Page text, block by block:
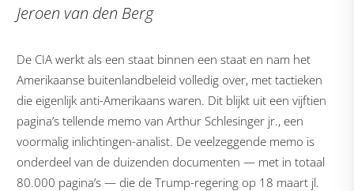
Jeroen van den Berg
De CIA werkt als een staat binnen een staat en nam het
Amerikaanse buitenlandbeleid volledig over, met tactieken
die eigenlijk anti-Amerikaans waren. Dit blijkt uit een vijftien
pagina’s tellende memo van Arthur Schlesinger jr., een
voormalig inlichtingen-analist. De veelzeggende memo is
onderdeel van de duizenden documenten — met in totaal
80.000 pagina’s — die de Trump-regering op 18 maart jl.